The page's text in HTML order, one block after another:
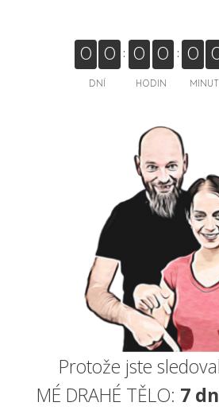
0 0
DNÍ
0 0
HODIN
0
MINUT
Protože jste
MÉ DRAHÉ TĚLO: 7